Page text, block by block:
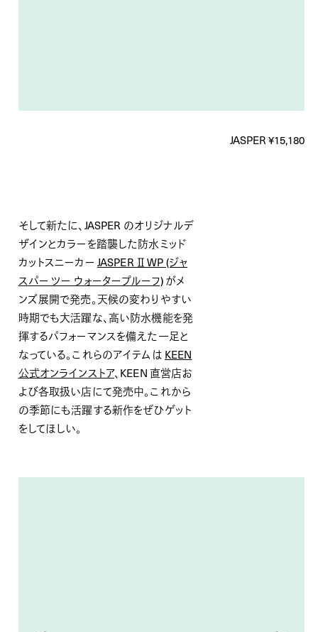
JASPER ¥15,180
そして新たに、JASPER のオリジナルデ
ザインとカラーを踏襲した防水ミッド
カットスニーカー JASPER Ⅱ WP (ジャ
スパー ツー ウォータープルーフ)がメ
ンズ展開で発売。天候の変わりやすい
時期でも大活躍な、高い防水機能を発
揮するパフォーマンスを備えた一足と
なっている。これらのアイテムは KEEN
公式オンラインストア、KEEN 直営店お
よび各取扱い店にて発売中。これから
の季節にも活躍する新作をぜひゲット
をしてほしい。